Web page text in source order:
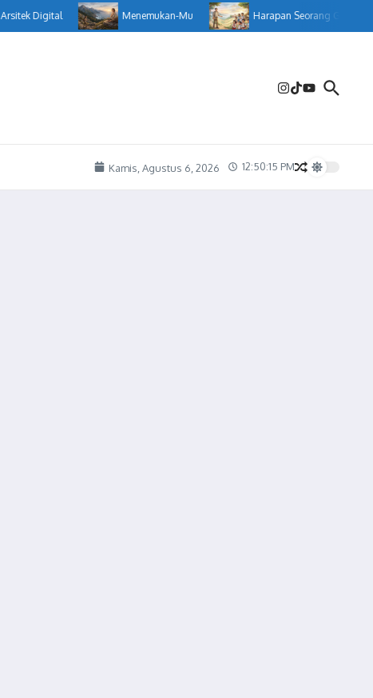
Digital Menemukan-Mu Harapan Seorang Guru
Kamis, Agustus 6, 2026 12:50:16 PM